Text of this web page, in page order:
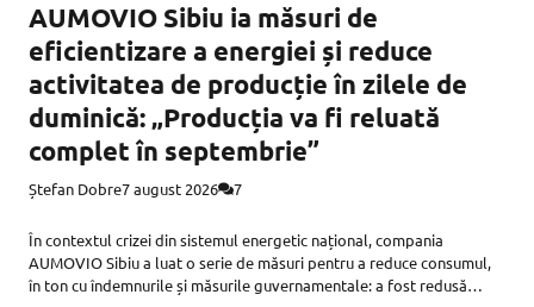
AUMOVIO Sibiu ia măsuri de
eficientizare a energiei și reduce
activitatea de producție în zilele de
duminică: „Producția va fi reluată
complet în septembrie”
Ștefan Dobre7 august 2026 7
În contextul crizei din sistemul energetic național, compania
AUMOVIO Sibiu a luat o serie de măsuri pentru a reduce consumul,
în ton cu îndemnurile și măsurile guvernamentale: a fost redusă